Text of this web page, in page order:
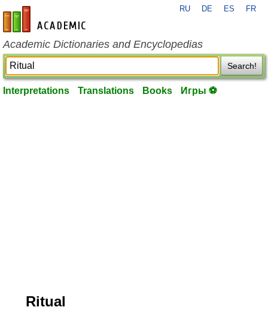
en-academic.com
RU DE ES FR
Academic Dictionaries and Encyclopedias
Search!
Interpretations Translations Books Игры ⚽
Ritual